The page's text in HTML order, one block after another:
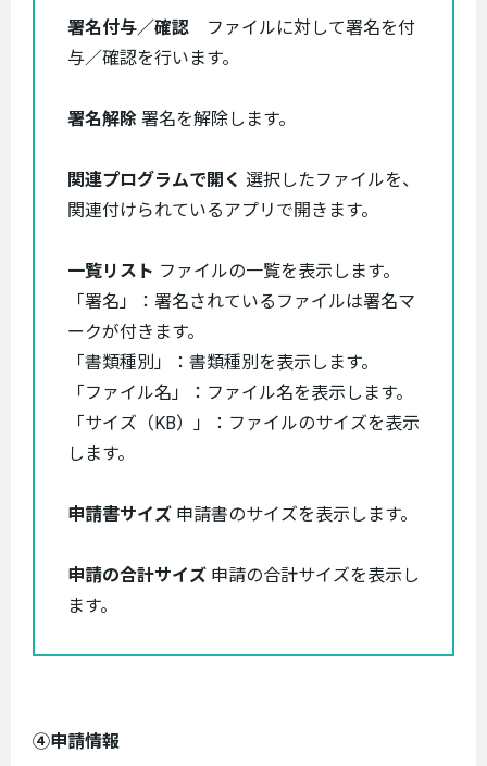
署名付与／確認 ファイルに対して署名を付
与／確認を行います。
署名解除 署名を解除します。
関連プログラムで開く 選択したファイルを、
関連付けられているアプリで開きます。
一覧リスト ファイルの一覧を表示します。
「署名」：署名されているファイルは署名マ
ークが付きます。
「書類種別」：書類種別を表示します。
「ファイル名」：ファイル名を表示します。
「サイズ（KB）」：ファイルのサイズを表示
します。
申請書サイズ 申請書のサイズを表示します。
申請の合計サイズ 申請の合計サイズを表示し
ます。
④申請情報